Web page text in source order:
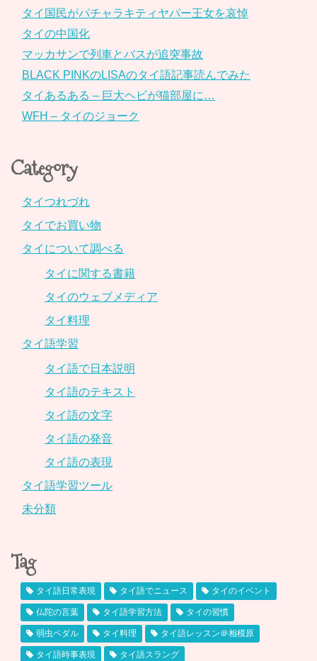
タイ国民がパチャラキティヤパー王女を哀悼
タイの中国化
マッカサンで列車とバスが追突事故
BLACK PINKのLISAのタイ語記事読んでみた
タイあるある – 巨大ヘビが猫部屋に…
WFH – タイのジョーク
Category
タイつれづれ
タイでお買い物
タイについて調べる
タイに関する書籍
タイのウェブメディア
タイ料理
タイ語学習
タイ語で日本説明
タイ語のテキスト
タイ語の文字
タイ語の発音
タイ語の表現
タイ語学習ツール
未分類
Tag
タイ語日常表現 タイ語でニュース タイのイベント
仏陀の言葉 タイ語学習方法 タイの習慣
弱虫ペダル タイ料理 タイ語レッスン＠相模原
タイ語時事表現 タイ語スラング